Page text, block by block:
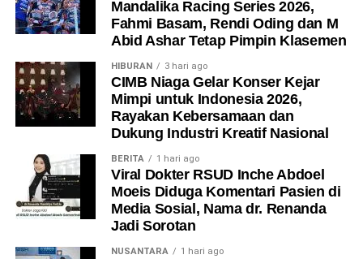
Mandalika Racing Series 2026,
Fahmi Basam, Rendi Oding dan M
Abid Ashar Tetap Pimpin Klasemen
HIBURAN 3 hari ago
CIMB Niaga Gelar Konser Kejar
Mimpi untuk Indonesia 2026,
Rayakan Kebersamaan dan
Dukung Industri Kreatif Nasional
BERITA 1 hari ago
Viral Dokter RSUD Inche Abdoel
Moeis Diduga Komentari Pasien di
Media Sosial, Nama dr. Renanda
Jadi Sorotan
NUSANTARA 1 hari ago